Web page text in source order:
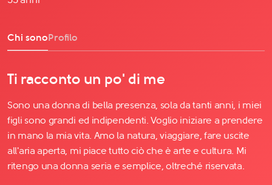
Chi sonoProfilo
Ti racconto un po' di me
Sono una donna di bella presenza, sola da tanti anni, i miei
figli sono grandi ed indipendenti. Voglio iniziare a prendere
in mano la mia vita. Amo la natura, viaggiare, fare uscite
all'aria aperta, mi piace tutto ciò che è arte e cultura. Mi
ritengo una donna seria e semplice, oltreché riservata.